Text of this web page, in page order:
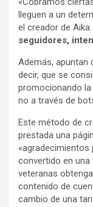
lleguen a un
el creador de
seguidores,
Además, apuntan
decir, que se
promocionando
no a través de
Este método de
prestada una
«agradecimientos
convertido en
veteranas
contenido de
cambio de una